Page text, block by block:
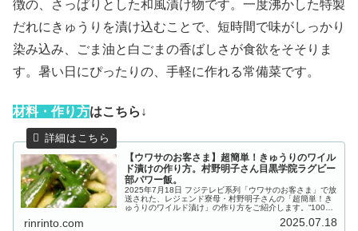
徴の、さっぱりとした和風漬け物です。一度沸かした特製
だれにきゅうりを漬け込むことで、短時間で味がしっかり
染み込み、ごま油と白ごまの香ばしさが食欲をそそりま
す。暑い日にぴったりの、手軽に作れる常備菜です。
材料・作り方はこちら↓
【ウワサのお客さま】超簡単！きゅうりのワイル
ド漬けの作り方。村野明子さん目黒学院ラグビー
部パワー飯。
2025年7月18日 フジテレビ系列「ウワサのお客さま」で放
送された、レジェンド寮母・村野明子さんの「超簡単！き
ゅうりのワイルド漬け」の作り方をご紹介します。“100人
rinrinto.com 2025.07.18